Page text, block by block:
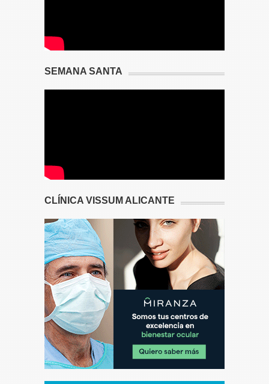
SEMANA SANTA
CLÍNICA VISSUM ALICANTE